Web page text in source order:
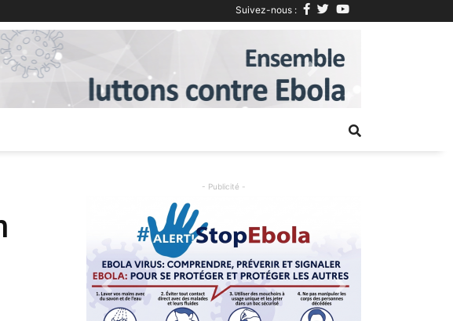
Suivez-nous :
Next
- Publicité -
Previous Next